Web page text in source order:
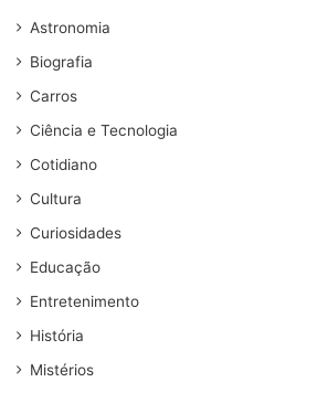
Astronomia
Biografia
Carros
Ciência e Tecnologia
Cotidiano
Cultura
Curiosidades
Educação
Entretenimento
História
Mistérios